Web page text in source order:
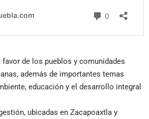
de los pueblos y comunidades
además de importantes temas
educación y el desarrollo integral
ubicadas en Zacapoaxtla y